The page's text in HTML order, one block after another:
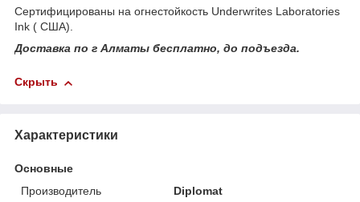
Сертифицированы на огнестойкость Underwrites Laboratories
Ink ( США).
Доставка по г Алматы бесплатно, до подъезда.
Скрыть
Характеристики
Основные
Производитель
Diplomat